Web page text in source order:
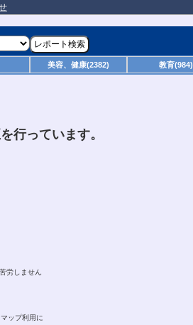
美容、健康(2382) 教育(984)
行っています。
労しません
ップ利用に